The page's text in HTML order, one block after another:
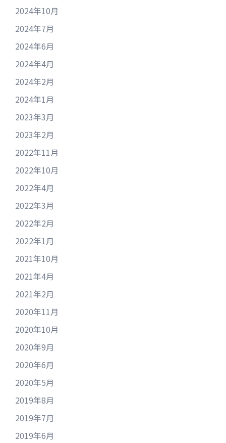
2024年10月
2024年7月
2024年6月
2024年4月
2024年2月
2024年1月
2023年3月
2023年2月
2022年11月
2022年10月
2022年4月
2022年3月
2022年2月
2022年1月
2021年10月
2021年4月
2021年2月
2020年11月
2020年10月
2020年9月
2020年6月
2020年5月
2019年8月
2019年7月
2019年6月